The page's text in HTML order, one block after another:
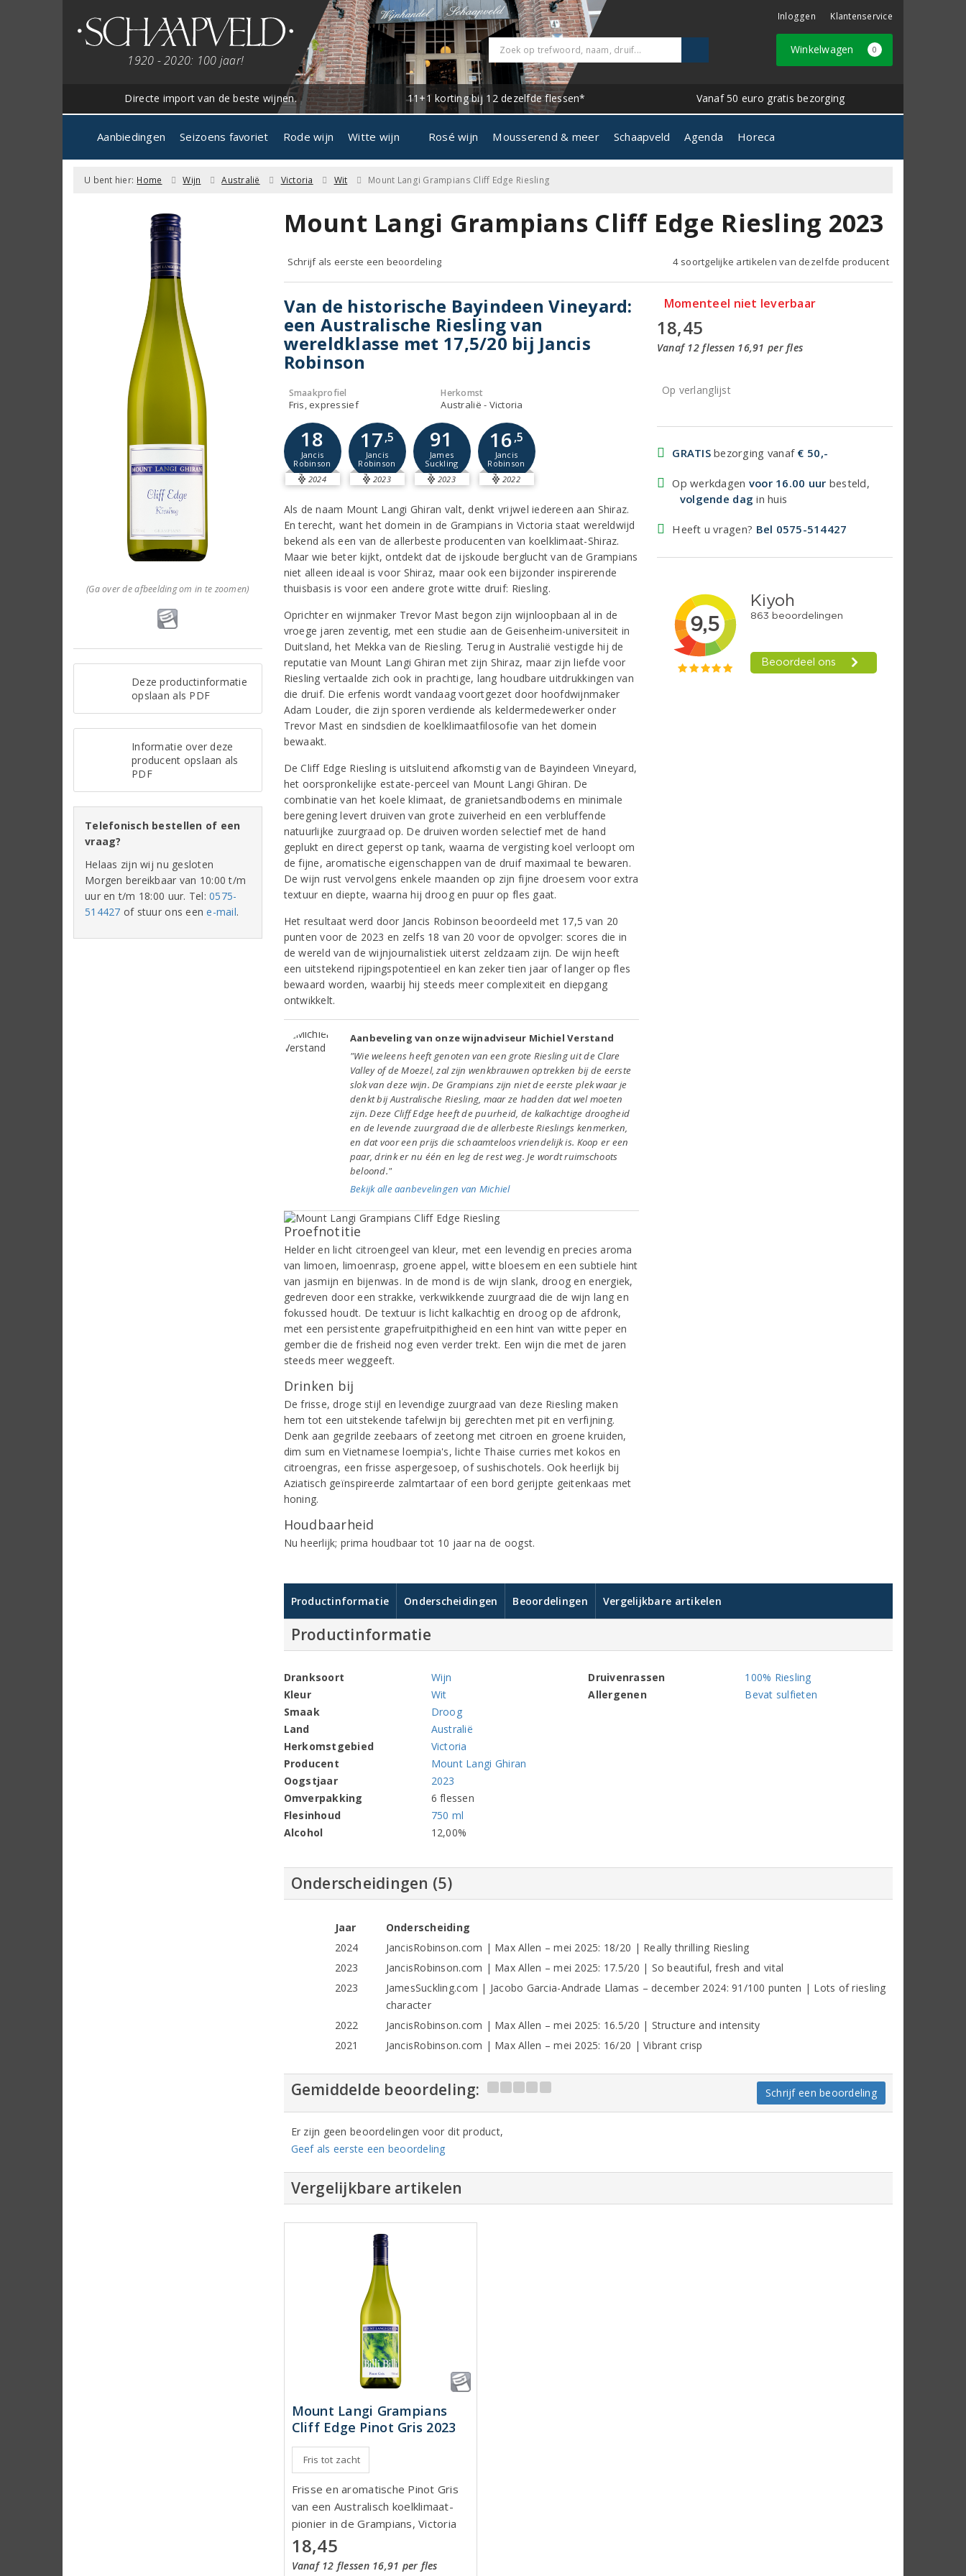
1920 - 2020: 100 jaar!
Inloggen Klantenservice
Winkelwagen 0
Directe import van de beste wijnen. 11+1 korting bij 12 dezelfde flessen* Vanaf 50 euro gratis bezorging
Aanbiedingen Seizoens favoriet Rode wijn Witte wijn Rosé wijn Mousserend & meer Schaapveld Agenda Horeca
U bent hier: Home Wijn Australië Victoria Wit Mount Langi Grampians Cliff Edge Riesling
(Ga over de afbeelding om in te zoomen)
Deze productinformatie
opslaan als PDF
Informatie over deze
producent opslaan als
PDF
Telefonisch bestellen of een
vraag?
Helaas zijn wij nu gesloten
Morgen bereikbaar van 10:00 t/m
uur en t/m 18:00 uur. Tel:0575-
514427 of stuur ons eene-mail.
Mount Langi Grampians Cliff Edge Riesling 2023
Schrijf als eerste een beoordeling 4 soortgelijke artikelen van dezelfde producent
Van de historische Bayindeen Vineyard:
een Australische Riesling van
wereldklasse met 17,5/20 bij Jancis
Robinson
Smaakprofiel
Fris, expressief
Herkomst
Australië - Victoria
18
Jancis
Robinson
2024
17,5
Jancis
Robinson
2023
91
James
Suckling
2023
16,5
Jancis
Robinson
2022
Als de naam Mount Langi Ghiran valt, denkt vrijwel iedereen aan Shiraz.
En terecht, want het domein in de Grampians in Victoria staat wereldwijd
bekend als een van de allerbeste producenten van koelklimaat-Shiraz.
Maar wie beter kijkt, ontdekt dat de ijskoude berglucht van de Grampians
niet alleen ideaal is voor Shiraz, maar ook een bijzonder inspirerende
thuisbasis is voor een andere grote witte druif: Riesling.
Oprichter en wijnmaker Trevor Mast begon zijn wijnloopbaan al in de
vroege jaren zeventig, met een studie aan de Geisenheim-universiteit in
Duitsland, het Mekka van de Riesling. Terug in Australië vestigde hij de
reputatie van Mount Langi Ghiran met zijn Shiraz, maar zijn liefde voor
Riesling vertaalde zich ook in prachtige, lang houdbare uitdrukkingen van
die druif. Die erfenis wordt vandaag voortgezet door hoofdwijnmaker
Adam Louder, die zijn sporen verdiende als keldermedewerker onder
Trevor Mast en sindsdien de koelklimaatfilosofie van het domein
bewaakt.
De Cliff Edge Riesling is uitsluitend afkomstig van de Bayindeen Vineyard,
het oorspronkelijke estate-perceel van Mount Langi Ghiran. De
combinatie van het koele klimaat, de granietsandbodems en minimale
beregening levert druiven van grote zuiverheid en een verbluffende
natuurlijke zuurgraad op. De druiven worden selectief met de hand
geplukt en direct geperst op tank, waarna de vergisting koel verloopt om
de fijne, aromatische eigenschappen van de druif maximaal te bewaren.
De wijn rust vervolgens enkele maanden op zijn fijne droesem voor extra
textuur en diepte, waarna hij droog en puur op fles gaat.
Het resultaat werd door Jancis Robinson beoordeeld met 17,5 van 20
punten voor de 2023 en zelfs 18 van 20 voor de opvolger: scores die in
de wereld van de wijnjournalistiek uiterst zeldzaam zijn. De wijn heeft
een uitstekend rijpingspotentieel en kan zeker tien jaar of langer op fles
bewaard worden, waarbij hij steeds meer complexiteit en diepgang
ontwikkelt.
Aanbeveling van onze wijnadviseur Michiel Verstand
"Wie weleens heeft genoten van een grote Riesling uit de Clare
Valley of de Moezel, zal zijn wenkbrauwen optrekken bij de eerste
slok van deze wijn. De Grampians zijn niet de eerste plek waar je
denkt bij Australische Riesling, maar ze hadden dat wel moeten
zijn. Deze Cliff Edge heeft de puurheid, de kalkachtige droogheid
en de levende zuurgraad die de allerbeste Rieslings kenmerken,
en dat voor een prijs die schaamteloos vriendelijk is. Koop er een
paar, drink er nu één en leg de rest weg. Je wordt ruimschoots
beloond."
Bekijk alle aanbevelingen van Michiel
Proefnotitie
Helder en licht citroengeel van kleur, met een levendig en precies aroma
van limoen, limoenrasp, groene appel, witte bloesem en een subtiele hint
van jasmijn en bijenwas. In de mond is de wijn slank, droog en energiek,
gedreven door een strakke, verkwikkende zuurgraad die de wijn lang en
fokussed houdt. De textuur is licht kalkachtig en droog op de afdronk,
met een persistente grapefruitpithigheid en een hint van witte peper en
gember die de frisheid nog even verder trekt. Een wijn die met de jaren
steeds meer weggeeft.
Drinken bij
De frisse, droge stijl en levendige zuurgraad van deze Riesling maken
hem tot een uitstekende tafelwijn bij gerechten met pit en verfijning.
Denk aan gegrilde zeebaars of zeetong met citroen en groene kruiden,
dim sum en Vietnamese loempia's, lichte Thaise curries met kokos en
citroengras, een frisse aspergesoep, of sushischotels. Ook heerlijk bij
Aziatisch geïnspireerde zalmtartaar of een bord gerijpte geitenkaas met
honing.
Houdbaarheid
Nu heerlijk; prima houdbaar tot 10 jaar na de oogst.
Momenteel niet leverbaar
18,45
Vanaf 12 flessen 16,91 per fles
Op verlanglijst
GRATISbezorging vanaf € 50,-
Op werkdagen voor 16.00 uur besteld,
volgende dag in huis
Heeft u vragen? Bel 0575-514427
Productinformatie Onderscheidingen Beoordelingen Vergelijkbare artikelen
Productinformatie
Dranksoort
Wijn
Kleur
Wit
Smaak
Droog
Land
Australië
Herkomstgebied
Victoria
Producent
Mount Langi Ghiran
Oogstjaar
2023
Omverpakking
6 flessen
Flesinhoud
750 ml
Alcohol
12,00%
Druivenrassen
100% Riesling
Allergenen
Bevat sulfieten
Onderscheidingen (5)
Jaar
Onderscheiding
2024
JancisRobinson.com | Max Allen – mei 2025: 18/20 | Really thrilling Riesling
2023
JancisRobinson.com | Max Allen – mei 2025: 17.5/20 | So beautiful, fresh and vital
2023
JamesSuckling.com | Jacobo Garcia-Andrade Llamas – december 2024: 91/100 punten | Lots of riesling
character
2022
JancisRobinson.com | Max Allen – mei 2025: 16.5/20 | Structure and intensity
2021
JancisRobinson.com | Max Allen – mei 2025: 16/20 | Vibrant crisp
Gemiddelde beoordeling: Schrijf een beoordeling
Er zijn geen beoordelingen voor dit product,
Geef als eerste een beoordeling
Vergelijkbare artikelen
Mount Langi Grampians
Cliff Edge Pinot Gris 2023
Fris tot zacht
Frisse en aromatische Pinot Gris
van een Australisch koelklimaat-
pionier in de Grampians, Victoria
18,45
Vanaf 12 flessen 16,91 per fles